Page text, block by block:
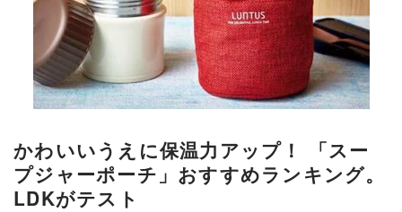
かわいいうえに保温力アップ！ 「スー
プジャーポーチ」おすすめランキング。
LDKがテスト